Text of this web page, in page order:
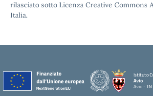
rilasciato sotto Licenza Creative Commons
Italia.
Istituto
Avio
Avio - TN